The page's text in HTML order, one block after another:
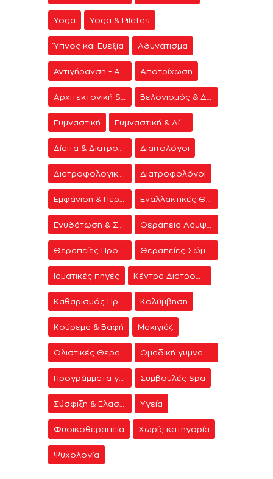
Yoga Yoga & Pilates
Ύπνος και Ευεξία Αδυνάτισμα
Αντιγήρανση - Ανάπλαση Προσώπου Αποτρίχωση
Γυμναστική Γυμναστική & Δίαιτα
Διαιτολόγοι
Διατροφολόγοι
Ιαματικές πηγές
Κολύμβηση
Κούρεμα & Βαφή Μακιγιάζ
Συμβουλές Spa
Υγεία
Φυσικοθεραπεία Χωρίς κατηγορία
Ψυχολογία